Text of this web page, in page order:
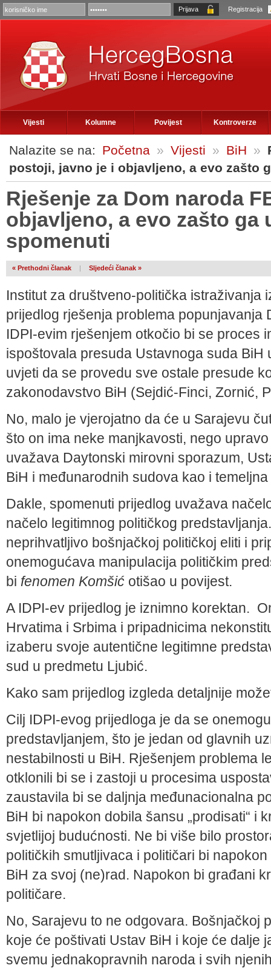
Registracija
Vijesti Kolumne Povijest Kontroverze
Nalazite se na: Početna » Vijesti » BiH »
postoji, javno je i objavljeno, a evo zašto
Rješenje za Dom naroda
objavljeno, a evo zašto ga
spomenuti
« Prethodni članak | Sljedeći članak »
Institut za društveno-politička istraživanja
prijedlog rješenja problema popunjavanja
IDPI-evim rješenjem otkočio bi se proces
ispoštovala presuda Ustavnoga suda BiH
uvjeti da se provedu sve ostale presude
zakonodavstvo BiH (Sejdić-Finci, Zornić,
No, malo je vjerojatno da će u Sarajevu
što on ima neke manjkavosti, nego
uvažava Daytonski mirovni sporazum,
BiH i međunarodnih sudova kao i
Dakle, spomenuti prijedlog uvažava
načelo legitimnog političkog
neprihvatljivo bošnjačkoj političkoj eliti i
onemogućava manipulacija političkim
bi fenomen Komšić otišao u povijest.
A IDPI-ev prijedlog je iznimno korektan.
Hrvatima i Srbima i pripadnicima
izaberu svoje autentične legitimne
sud u predmetu Ljubić.
Kako sam prijedlog izgleda detaljnije
Cilj IDPI-evog prijedloga je da se
predstavljanjem, što je jedan od glavnih
nestabilnosti u BiH. Rješenjem problema
otklonili bi se i zastoji u procesima
zaustavila bi se daljnja međunacionalna
BiH bi napokon dobila šansu „prodisati“ i
svjetlijoj budućnosti. Ne bi više bilo
političkih smutljivaca i političari bi
BiH za svoj (ne)rad. Napokon bi građani
političare.
No, Sarajevu to ne odgovara. Bošnjačkoj
koje će poštivati Ustav BiH i koje će dalje
svemu jednakopravnih naroda i svih